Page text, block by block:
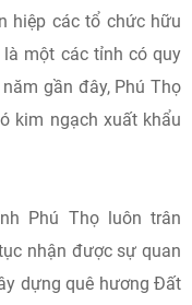
hiệp các tổ chức hữu
một các tỉnh có quy
gần đây, Phú Thọ
kim ngạch xuất khẩu
Phú Thọ luôn trân
nhận được sự quan
dựng quê hương Đất